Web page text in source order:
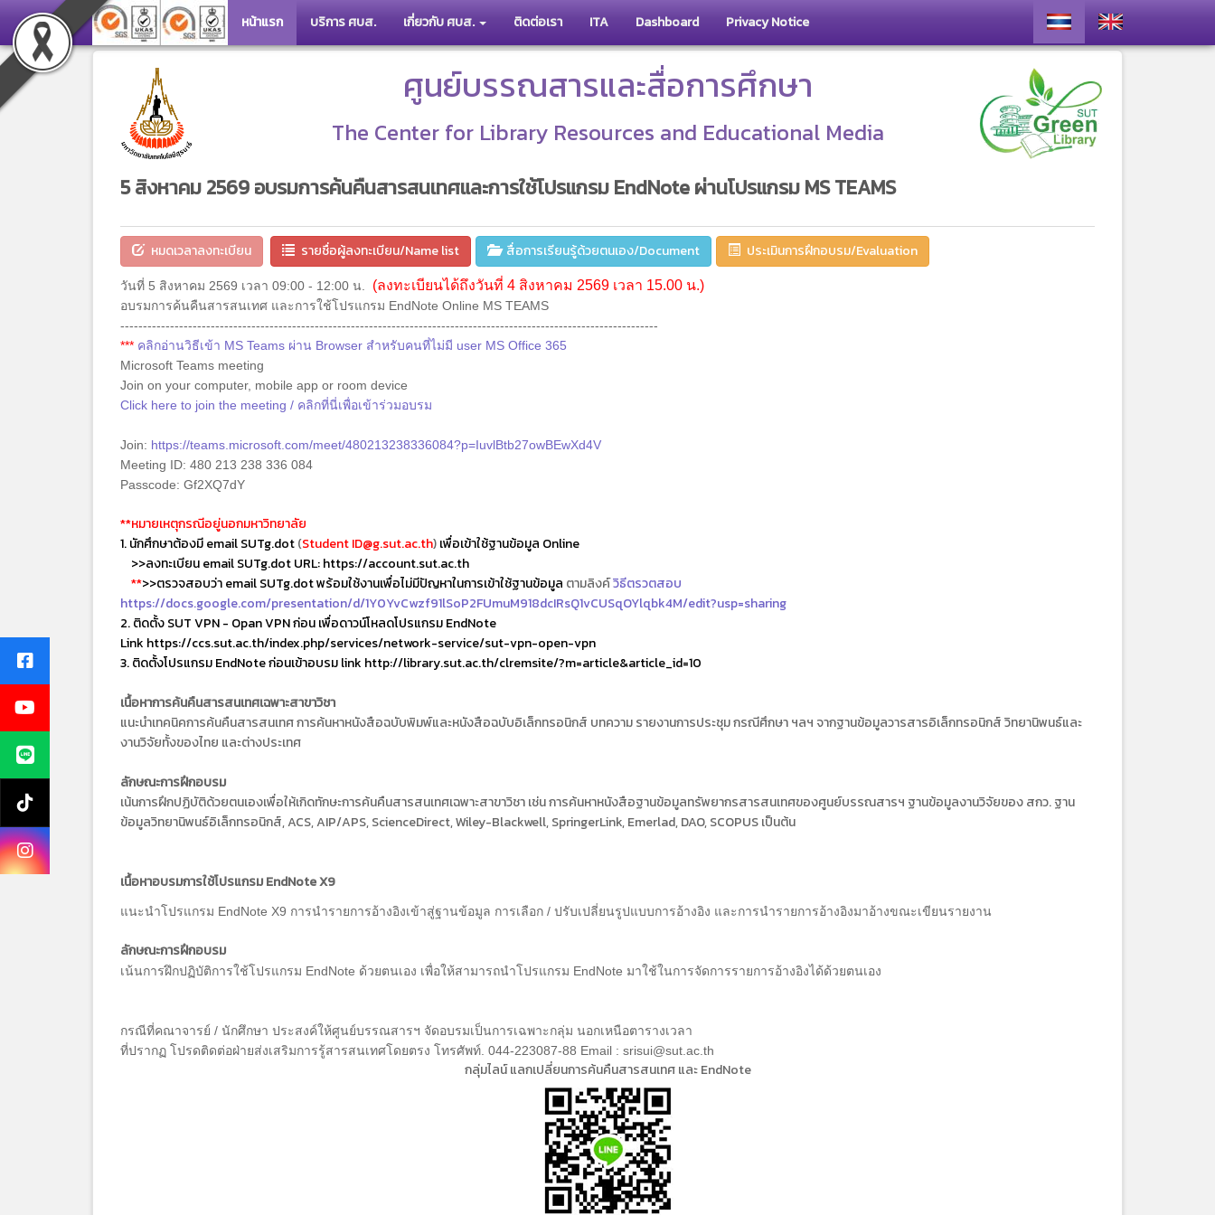
หน้าแรก บริการ ศบส. เกี่ยวกับ ศบส. ติดต่อเรา ITA Dashboard Privacy Notice
ศูนย์บรรณสารและสื่อการศึกษา
The Center for Library Resources and Educational Media
5 สิงหาคม 2569 อบรมการค้นคืนสารสนเทศและการใช้โปรแกรม EndNote ผ่านโปรแกรม MS TEAMS
หมดเวลาลงทะเบียน รายชื่อผู้ลงทะเบียน/Name list สื่อการเรียนรู้ด้วยตนเอง/Document ประเมินการฝึกอบรม/Evaluation
วันที่ 5 สิงหาคม 2569 เวลา 09:00 - 12:00 น. (ลงทะเบียนได้ถึงวันที่ 4 สิงหาคม 2569 เวลา 15.00 น.)
อบรมการค้นคืนสารสนเทศ และการใช้โปรแกรม EndNote Online MS TEAMS
-----------------------------------------------------------------------------------------------------------------------
*** คลิกอ่านวิธีเข้า MS Teams ผ่าน Browser สำหรับคนที่ไม่มี user MS Office 365
Microsoft Teams meeting
Join on your computer, mobile app or room device
Click here to join the meeting / คลิกที่นี่เพื่อเข้าร่วมอบรม
Join: https://teams.microsoft.com/meet/480213238336084?p=IuvlBtb27owBEwXd4V
Meeting ID: 480 213 238 336 084
Passcode: Gf2XQ7dY
**หมายเหตุกรณีอยู่นอกมหาวิทยาลัย
1. นักศึกษาต้องมี email SUTg.dot(Student ID@g.sut.ac.th)เพื่อเข้าใช้ฐานข้อมูล Online
>>ลงทะเบียน email SUTg.dot URL:https://account.sut.ac.th
**>>ตรวจสอบว่า email SUTg.dot พร้อมใช้งานเพื่อไม่มีปัญหาในการเข้าใช้ฐานข้อมูล ตามลิงค์วิธีตรวตสอบ
https://docs.google.com/presentation/d/1Y0YvCwzf91lSoP2FUmuM918dcIRsQ1vCUSqOYlqbk4M/edit?usp=sharing
2. ติดตั้ง SUT VPN - Opan VPN ก่อน เพื่อดาวน์โหลดโปรแกรม EndNote
Link https://ccs.sut.ac.th/index.php/services/network-service/sut-vpn-open-vpn
3. ติดตั้งโปรแกรม EndNote ก่อนเข้าอบรมlink http://library.sut.ac.th/clremsite/?m=article&article_id=10
เนื้อหาการค้นคืนสารสนเทศเฉพาะสาขาวิชา
แนะนำเทคนิคการค้นคืนสารสนเทศ การค้นหาหนังสือฉบับพิมพ์และหนังสือฉบับอิเล็กทรอนิกส์ บทความ รายงานการประชุม กรณีศึกษา ฯลฯ จากฐานข้อมูลวารสารอิเล็กทรอนิกส์ วิทยานิพนธ์และ
งานวิจัยทั้งของไทย และต่างประเทศ
ลักษณะการฝึกอบรม
เน้นการฝึกปฏิบัติด้วยตนเองเพื่อให้เกิดทักษะการค้นคืนสารสนเทศเฉพาะสาขาวิชา เช่น การค้นหาหนังสือฐานข้อมูลทรัพยากรสารสนเทศของศูนย์บรรณสารฯ ฐานข้อมูลงานวิจัยของ สกว. ฐาน
ข้อมูลวิทยานิพนธ์อิเล็กทรอนิกส์, ACS, AIP/APS, ScienceDirect, Wiley-Blackwell, SpringerLink, Emerlad, DAO, SCOPUS เป็นต้น
เนื้อหาอบรมการใช้โปรแกรม EndNote X9
แนะนำโปรแกรม EndNote X9 การนำรายการอ้างอิงเข้าสู่ฐานข้อมูล การเลือก / ปรับเปลี่ยนรูปแบบการอ้างอิง และการนำรายการอ้างอิงมาอ้างขณะเขียนรายงาน
ลักษณะการฝึกอบรม
เน้นการฝึกปฏิบัติการใช้โปรแกรม EndNote ด้วยตนเอง เพื่อให้สามารถนำโปรแกรม EndNote มาใช้ในการจัดการรายการอ้างอิงได้ด้วยตนเอง
กรณีที่คณาจารย์ / นักศึกษา ประสงค์ให้ศูนย์บรรณสารฯ จัดอบรมเป็นการเฉพาะกลุ่ม นอกเหนือตารางเวลา
ที่ปรากฏ โปรดติดต่อฝ่ายส่งเสริมการรู้สารสนเทศโดยตรง โทรศัพท์. 044-223087-88 Email : srisui@sut.ac.th
กลุ่มไลน์ แลกเปลี่ยนการค้นคืนสารสนเทศ และ EndNote